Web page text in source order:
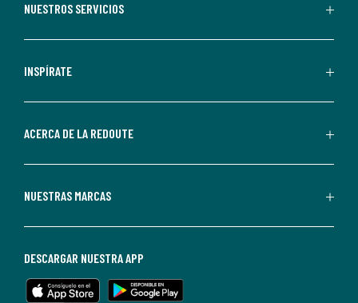
comerciales
personalizadas
parte
Redoute.
de
en
cualquier
NUESTROS SERVICIOS
INSPÍRATE
ACERCA DE LA REDOUTE
NUESTRAS MARCAS
DESCARGAR NUESTRA APP